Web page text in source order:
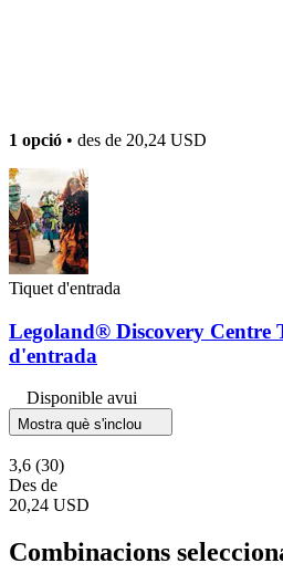
1 opció • des de 20,24 USD
Tiquet d'entrada
Legoland® Discovery Centre
d'entrada
Disponible avui
Mostra què s'inclou
3,6 (30)
Des de
20,24 USD
Combinacions